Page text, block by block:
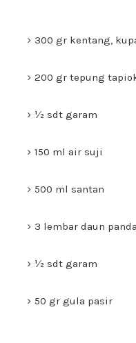
300 gr kentang,
200 gr tepung
½ sdt garam
150 ml air suji
500 ml santan
3 lembar daun
½ sdt garam
50 gr gula pasir